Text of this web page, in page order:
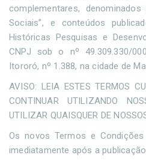
complementares,
Sociais”, e conteúdos
Históricas Pesquisas e
CNPJ sob o nº 49.309.330/
Itororó, nº 1.388, na cidade de
AVISO: LEIA ESTES TERMOS
CONTINUAR UTILIZANDO
UTILIZAR QUAISQUER DE
Os novos Termos e
imediatamente após a